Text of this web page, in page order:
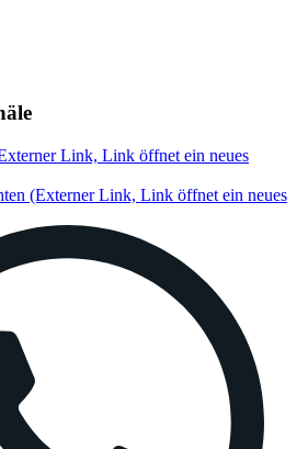
Link, Link öffnet ein neues
(Externer Link, Link öffnet ein neues